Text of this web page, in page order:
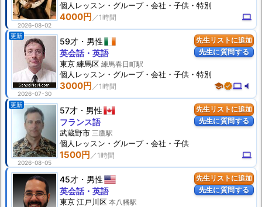
2026-08-02
4000円 computer
個人 レッスン ・グループ・会社・子供・特別
先生リストに追加
先生に質問する
更新
2026-07-30
59才 男性
3000円 schoolverifiedcomputer volume_mute
英会話・英語
東京 練馬区 練馬春日町駅
個人 レッスン ・グループ・会社・子供・特別
先生リストに追加
先生に質問する
更新
2026-08-05
57才 男性
1500円 computer
フランス語
武蔵野市 三鷹駅
個人 レッスン ・グループ・会社・子供
先生リストに追加
先生に質問する
45才 男性
英会話・英語
東京 江戸川区 本八幡駅